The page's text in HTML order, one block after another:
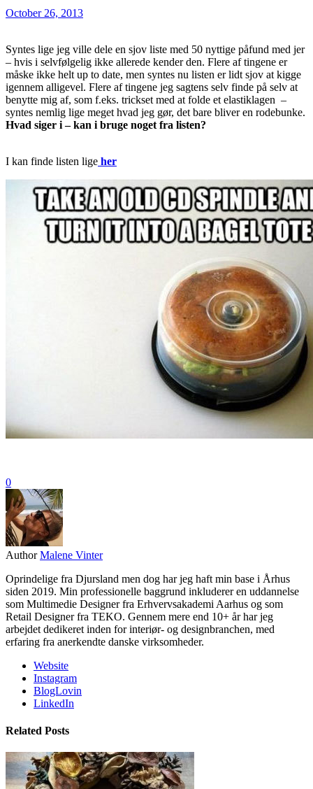
October 26, 2013
Syntes lige jeg ville dele en sjov liste med 50 nyttige påfund med jer
– hvis i selvfølgelig ikke allerede kender den. Flere af tingene er
måske ikke helt up to date, men syntes nu listen er lidt sjov at kigge
igennem alligevel. Flere af tingene jeg sagtens selv finde på selv at
benytte mig af, som f.eks. trickset med at folde et elastiklagen –
syntes nemlig lige meget hvad jeg gør, det bare bliver en rodebunke.
Hvad siger i – kan i bruge noget fra listen?
I kan finde listen lige her
0
Author Malene Vinter
Oprindelige fra Djursland men dog har jeg haft min base i Århus
siden 2019. Min professionelle baggrund inkluderer en uddannelse
som Multimedie Designer fra Erhvervsakademi Aarhus og som
Retail Designer fra TEKO. Gennem mere end 10+ år har jeg
arbejdet dedikeret inden for interiør- og designbranchen, med
erfaring fra anerkendte danske virksomheder.
Website
Instagram
BlogLovin
LinkedIn
Related Posts